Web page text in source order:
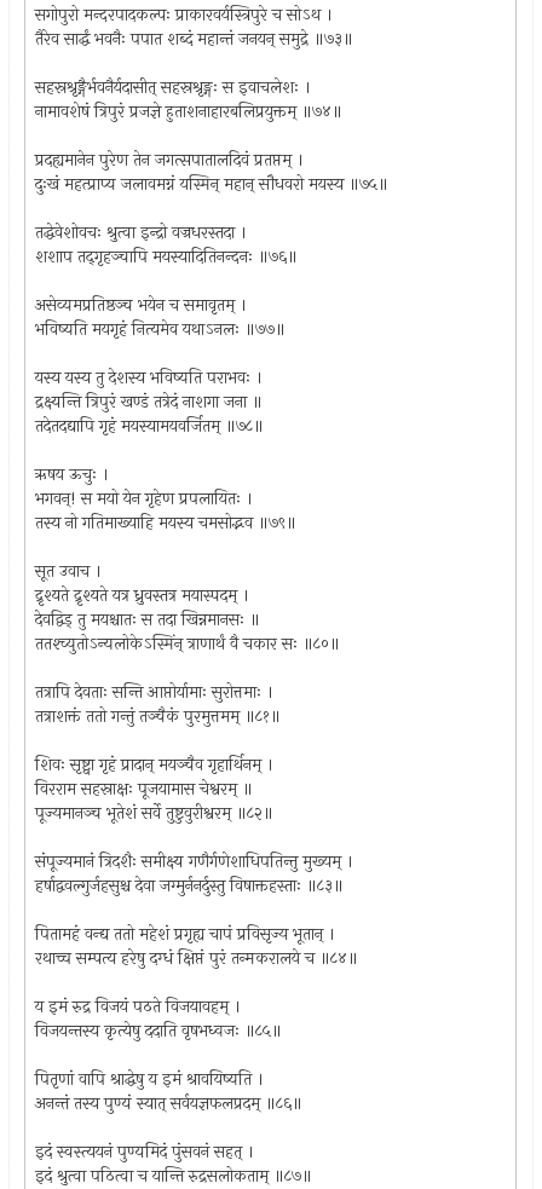
सगोपुरो मन्दरपादकल्पः प्राकारवर्यस्त्रिपुरे च सोऽथ ।
तैरेव सार्द्धं भवनैः पपात शब्दं महान्तं जनयन् समुद्रे ॥७३॥
सहस्रश्रृङ्गैर्भवनैर्यदासीत् सहस्रश्रृङ्गः स इवाचलेशः ।
नामावशेषं त्रिपुरं प्रजज्ञे हुताशनाहारबलिप्रयुक्तम् ॥७४॥
प्रदह्यमानेन पुरेण तेन जगत्सपातालदिवं प्रतप्तम् ।
दुःखं महत्प्राप्य जलावमग्नं यस्मिन् महान् सौधवरो मयस्य ॥७५॥
तद्धेवेशोवचः श्रुत्वा इन्द्रो वज्रधरस्तदा ।
शशाप तद्‌गृहञ्चापि मयस्यादितिनन्दनः ॥७६॥
असेव्यमप्रतिष्ठञ्च भयेन च समावृतम् ।
भविष्यति मयगृहं नित्यमेव यथाऽनलः ॥७७॥
यस्य यस्य तु देशस्य भविष्यति पराभवः ।
द्रक्ष्यन्ति त्रिपुरं खण्डं तत्रेदं नाशगा जना ॥
तदेतदद्यापि गृहं मयस्यामयवर्जितम् ॥७८॥
ऋषय ऊचुः ।
भगवन्! स मयो येन गृहेण प्रपलायितः ।
तस्य नो गतिमाख्याहि मयस्य चमसोद्भव ॥७९॥
सूत उवाच ।
द्रृश्यते द्रृश्यते यत्र ध्रुवस्तत्र मयास्पदम् ।
देवद्विड् तु मयश्चातः स तदा खिन्नमानसः ॥
ततश्च्युतोऽन्यलोकेऽस्मिंन् त्राणार्थं वै चकार सः ॥८०॥
तत्रापि देवताः सन्ति आप्तोर्यामाः सुरोत्तमाः ।
तत्राशक्तं ततो गन्तुं तञ्चैकं पुरमुत्तमम् ॥८१॥
शिवः सृष्ट्वा गृहं प्रादान् मयञ्चैव गृहार्थिनम् ।
विरराम सहस्राक्षः पूजयामास चेश्वरम् ॥
पूज्यमानञ्च भूतेशं सर्वे तुष्टुवुरीश्वरम् ॥८२॥
संपूज्यमानं त्रिदशैः समीक्ष्य गणैर्गणेशाधिपतिन्तु मुख्यम् ।
हर्षाद्ववल्गुर्जहसुश्च देवा जग्मुर्ननर्दुस्तु विषाक्तहस्ताः ॥८३॥
पितामहं वन्द्य ततो महेशं प्रगृह्य चापं प्रविसृज्य भूतान् ।
रथाच्च सम्पत्य हरेषु दग्धं क्षिप्तं पुरं तन्मकरालये च ॥८४॥
य इमं रुद्र विजयं पठते विजयावहम् ।
विजयन्तस्य कृत्येषु ददाति वृषभध्वजः ॥८५॥
पितृणां वापि श्राद्धेषु य इमं श्रावयिष्यति ।
अनन्तं तस्य पुण्यं स्यात् सर्वयज्ञफलप्रदम् ॥८६॥
इदं स्वस्त्ययनं पुण्यमिदं पुंसवनं सहत् ।
इदं श्रुत्वा पठित्वा च यान्ति रुद्रसलोकताम् ॥८७॥